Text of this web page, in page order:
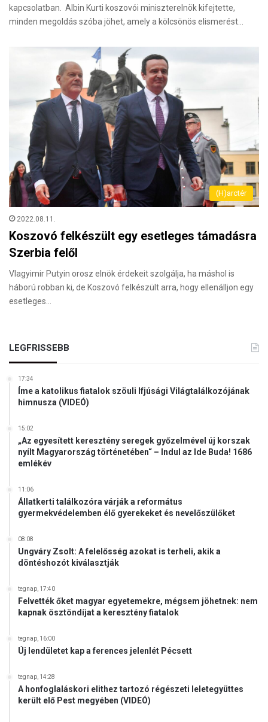
kapcsolatban. Albin Kurti koszovói miniszterelnök kifejtette,
minden megoldás szóba jöhet, amely a kölcsönös elismerést…
(H)arctér
2022.08.11.
Koszovó felkészült egy esetleges támadásra
Szerbia felől
Vlagyimir Putyin orosz elnök érdekeit szolgálja, ha máshol is
háború robban ki, de Koszovó felkészült arra, hogy ellenálljon egy
esetleges…
LEGFRISSEBB
17:34
Íme a katolikus fiatalok szöuli Ifjúsági Világtalálkozójának
himnusza (VIDEÓ)
15:02
„Az egyesített keresztény seregek győzelmével új korszak
nyílt Magyarország történetében“ – Indul az Ide Buda! 1686
emlékév
11:06
Állatkerti találkozóra várják a református
gyermekvédelemben élő gyerekeket és nevelőszülőket
08:08
Ungváry Zsolt: A felelősség azokat is terheli, akik a
döntéshozót kiválasztják
tegnap, 17:40
Felvették őket magyar egyetemekre, mégsem jöhetnek: nem
kapnak ösztöndíjat a keresztény fiatalok
tegnap, 16:00
Új lendületet kap a ferences jelenlét Pécsett
tegnap, 14:28
A honfoglaláskori elithez tartozó régészeti leletegyüttes
került elő Pest megyében (VIDEÓ)